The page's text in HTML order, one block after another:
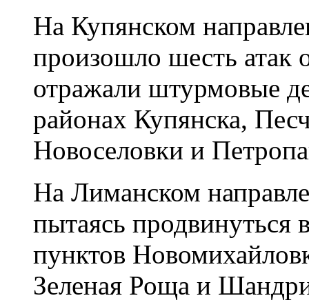
На Купянском
произошло шесть атак
отражали штурмовые
районах Купянска,
Новоселовки и
На Лиманском
пытаясь продвинуться
пунктов
Зеленая Роща и